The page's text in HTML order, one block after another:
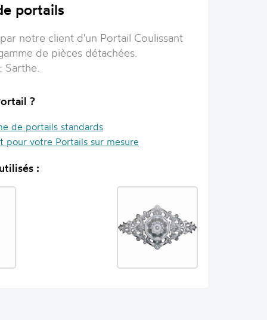
portails
notre client d'un Portail Coulissant
de pièces détachées.
Sarthe
?
de portails standards
pour votre Portails sur mesure
: